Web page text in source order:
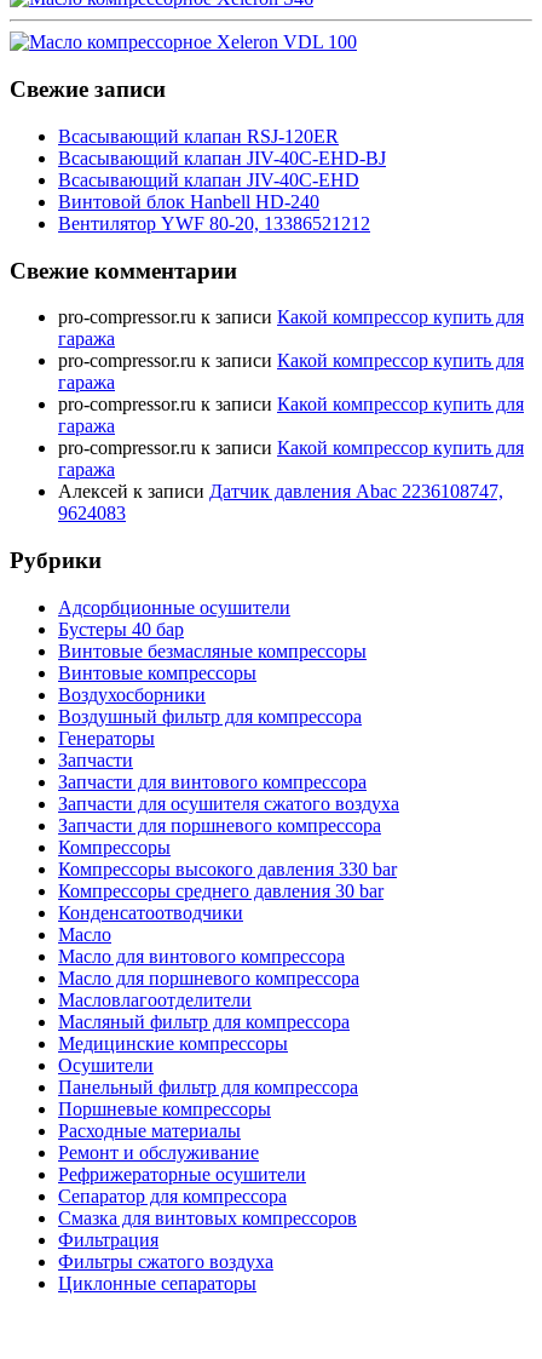
Свежие записи
Всасывающий клапан RSJ-120ER
Всасывающий клапан JIV-40C-EHD-BJ
Всасывающий клапан JIV-40C-EHD
Винтовой блок Hanbell HD-240
Вентилятор YWF 80-20, 13386521212
Свежие комментарии
pro-compressor.ru к записи Какой компрессор купить для
гаража
pro-compressor.ru к записи Какой компрессор купить для
гаража
pro-compressor.ru к записи Какой компрессор купить для
гаража
pro-compressor.ru к записи Какой компрессор купить для
гаража
Алексей к записи Датчик давления Abac 2236108747,
9624083
Рубрики
Адсорбционные осушители
Бустеры 40 бар
Винтовые безмасляные компрессоры
Винтовые компрессоры
Воздухосборники
Воздушный фильтр для компрессора
Генераторы
Запчасти
Запчасти для винтового компрессора
Запчасти для осушителя сжатого воздуха
Запчасти для поршневого компрессора
Компрессоры
Компрессоры высокого давления 330 bar
Компрессоры среднего давления 30 bar
Конденсатоотводчики
Масло
Масло для винтового компрессора
Масло для поршневого компрессора
Масловлагоотделители
Масляный фильтр для компрессора
Медицинские компрессоры
Осушители
Панельный фильтр для компрессора
Поршневые компрессоры
Расходные материалы
Ремонт и обслуживание
Рефрижераторные осушители
Сепаратор для компрессора
Смазка для винтовых компрессоров
Фильтрация
Фильтры сжатого воздуха
Циклонные сепараторы